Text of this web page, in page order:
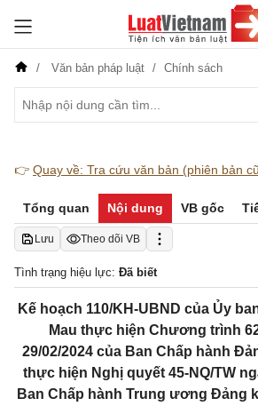
Văn bản pháp luật Chính sách
👉 Quay về: Tra cứu văn bản (phiên bản
Tổng quan Nội dung VB gốc
Lưu Theo dõi VB
Tình trạng hiệu lực: Đã biết
Kế hoạch 110/KH-UBND của Ủy
Mau thực hiện Chương trình
29/02/2024 của Ban Chấp hành
thực hiện Nghị quyết 45-NQ/TW
Ban Chấp hành Trung ương Đảng